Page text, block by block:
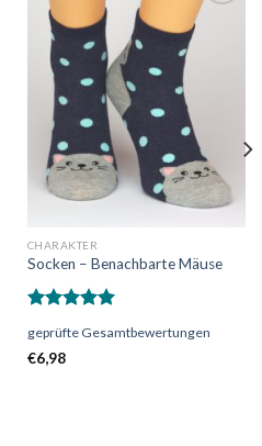
Wunschliste
CHARAKTER
Socken – Benachbarte Mäuse
mit5.00
von 5
geprüfte Gesamtbewertungen
€6,98